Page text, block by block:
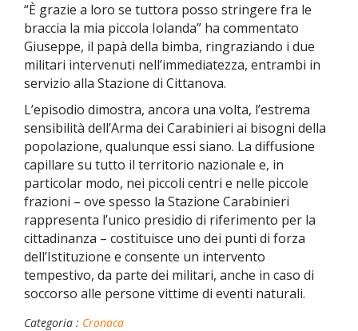
“È grazie a loro se tuttora posso stringere fra le
braccia la mia piccola Iolanda” ha commentato
Giuseppe, il papà della bimba, ringraziando i due
militari intervenuti nell’immediatezza, entrambi in
servizio alla Stazione di Cittanova.
L’episodio dimostra, ancora una volta, l’estrema
sensibilità dell’Arma dei Carabinieri ai bisogni della
popolazione, qualunque essi siano. La diffusione
capillare su tutto il territorio nazionale e, in
particolar modo, nei piccoli centri e nelle piccole
frazioni – ove spesso la Stazione Carabinieri
rappresenta l’unico presidio di riferimento per la
cittadinanza – costituisce uno dei punti di forza
dell’Istituzione e consente un intervento
tempestivo, da parte dei militari, anche in caso di
soccorso alle persone vittime di eventi naturali.
Categoria : Cronaca